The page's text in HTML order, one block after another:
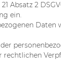
Absatz 2
ein.
Daten
rechtlichen